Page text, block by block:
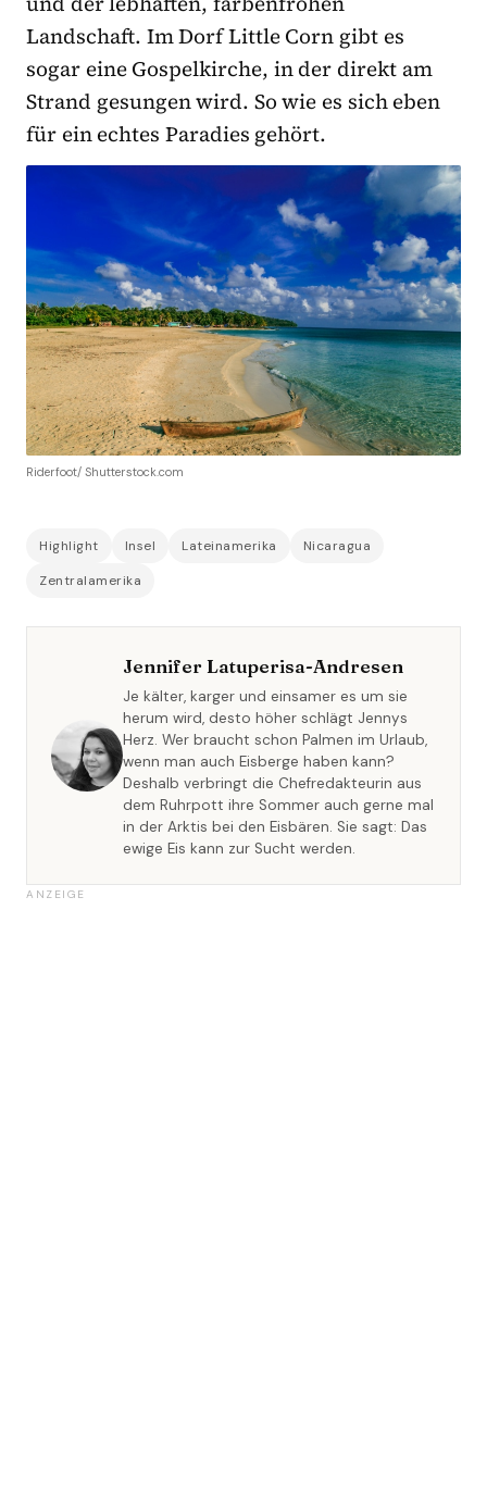
Landschaft. Im Dorf Little Corn gibt es
sogar eine Gospelkirche, in der direkt am
Strand gesungen wird. So wie es sich eben
für ein echtes Paradies gehört.
Riderfoot/ Shutterstock.com
Highlight Insel Lateinamerika
Nicaragua
Zentralamerika
Jennifer Latuperisa-Andresen
Je kälter, karger und einsamer es um sie
herum wird, desto höher schlägt Jennys
Herz. Wer braucht schon Palmen im Urlaub,
wenn man auch Eisberge haben kann?
Deshalb verbringt die Chefredakteurin aus
dem Ruhrpott ihre Sommer auch gerne mal
in der Arktis bei den Eisbären. Sie sagt: Das
ewige Eis kann zur Sucht werden.
ANZEIGE